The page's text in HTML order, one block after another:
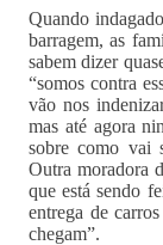
Quando
barragem, as
sabem dizer
“somos contra
vão nos
mas até agora
sobre como vai
Outra moradora
que está sendo
entrega de
chegam”.